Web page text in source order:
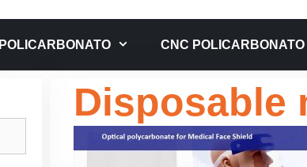
POLICARBONATO CNC POLICARBONATO
Disposable